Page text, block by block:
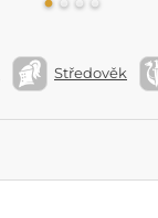
Středověk